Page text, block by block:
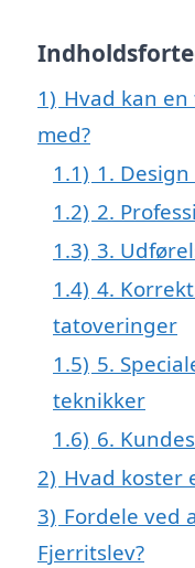
1) Hvad kan
med?
1.1) 1.
1.2) 2.
1.3) 3.
1.4) 4.
tatoveringer
1.5) 5.
teknikker
1.6) 6.
2) Hvad koster
3) Fordele ved
Fjerritslev?